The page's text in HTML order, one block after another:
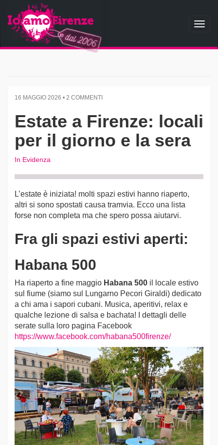
16 MAGGIO 2026 • 2 COMMENTI
Estate a Firenze: locali
per il giorno e la sera
In Evidenza
L’estate è iniziata! molti spazi estivi hanno riaperto,
altri si sono spostati causa tramvia. Ecco una lista
forse non completa ma che spero possa aiutarvi.
Fra gli spazi estivi aperti:
Habana 500
Ha riaperto a fine maggio Habana 500 il locale estivo
sul fiume (siamo sul Lungarno Pecori Giraldi) dedicato
a chi ama i sapori cubani. Musica, aperitivi, relax e
qualche lezione di salsa e bachata! I dettagli delle
serate sulla loro pagina Facebook
https://www.facebook.com/habana500firenze/